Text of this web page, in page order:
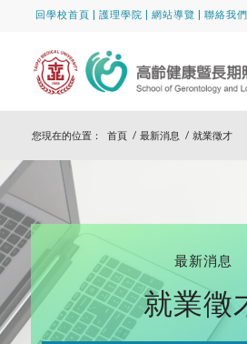
回學校首頁 |護理學院 |網站導覽 | 聯絡我們
您現在的位置： 首頁 / 最新消息 / 就業徵才
最新消息
就業徵